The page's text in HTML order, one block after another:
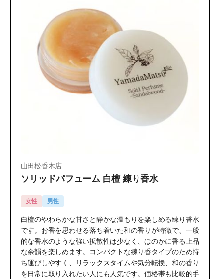
山田松香木店
ソリッドパフューム 白檀 練り香水
女性 男性
白檀のやわらかな甘さと静かな温もりを楽しめる練り香水
です。お香を思わせる落ち着いた和の香りが特徴で、一般
的な香水のような強い拡散性は少なく、ほのかに香る上品
な余韻を楽しめます。コンパクトな練り香タイプのため持
ち運びしやすく、リラックスタイムや気分転換、和の香り
を日常に取り入れたい人にも人気です。価格帯も比較的手